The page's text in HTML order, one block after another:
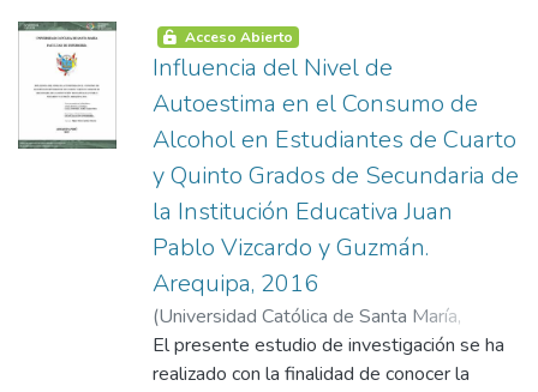
Acceso Abierto
Influencia del Nivel de
Autoestima en el Consumo de
Alcohol en Estudiantes de Cuarto
y Quinto Grados de Secundaria de
la Institución Educativa Juan
Pablo Vizcardo y Guzmán.
Arequipa, 2016
(Universidad Católica de Santa María,
2017-05-30)Apaza Panca, Luz Delia;Calla
Cornejo, María Alejandra
El presente estudio de investigación se ha
realizado con la finalidad de conocer la